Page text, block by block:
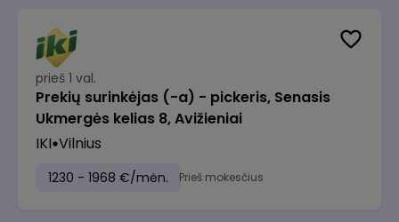
prieš 1 val.
Prekių surinkėjas (-a) - pickeris, Senasis
Ukmergės kelias 8, Avižieniai
IKI Vilnius
1230 - 1968 €/mėn. Prieš mokesčius